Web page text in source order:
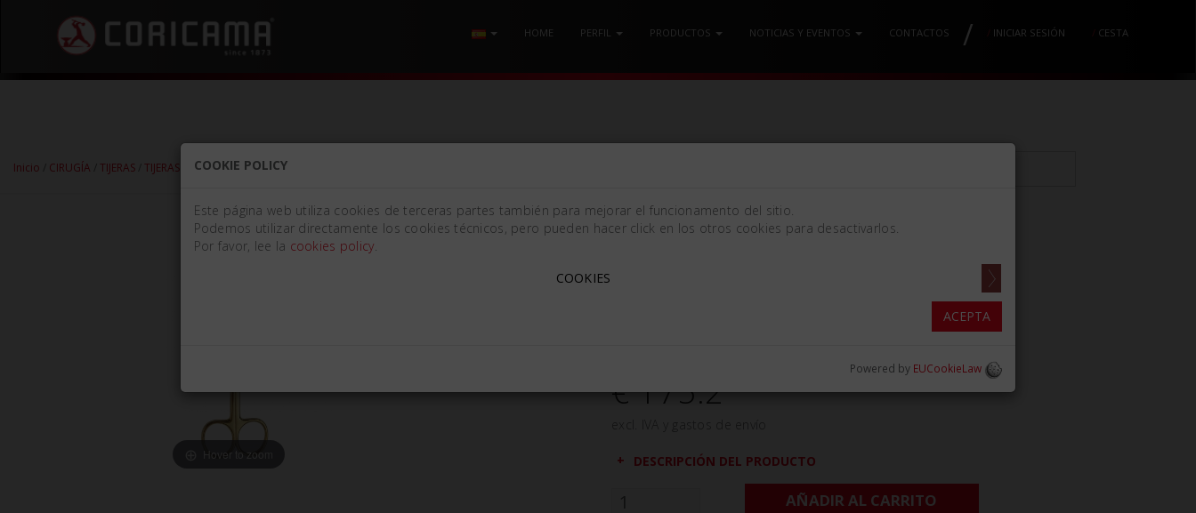
HOME PERFIL PRODUCTOS NOTICIAS Y EVENTOS CONTACTOS / / INICIAR SESIÓN CESTA
Inicio CIRUGÍA TIJERAS TIJERAS QUIRÚRGICAS/ TIJERA GOLDMAN-FOX Mm130 CURVA TC
Hover to zoom
€ 175.2
DESCRIPCIÓN DEL PRODUCTO
AÑADIR AL CARRITO
COOKIE POLICY
Este página web utiliza cookies de terceras partes también para mejorar el funcionamento del sitio.
Podemos utilizar directamente los cookies técnicos, pero pueden hacer click en los otros cookies para desactivarlos.
Por favor, lee la cookies policy.
COOKIES
ACEPTA
Powered by EUCookieLaw